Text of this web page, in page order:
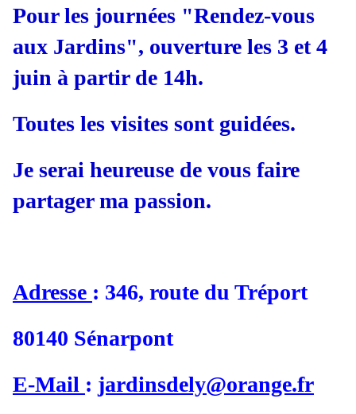
Pour les journées "Rendez-vous
aux Jardins", ouverture les 3 et 4
juin à partir de 14h.
Toutes les visites sont guidées.
Je serai heureuse de vous faire
partager ma passion.
Adresse : 346, route du Tréport
80140 Sénarpont
E-Mail : jardinsdely@orange.fr